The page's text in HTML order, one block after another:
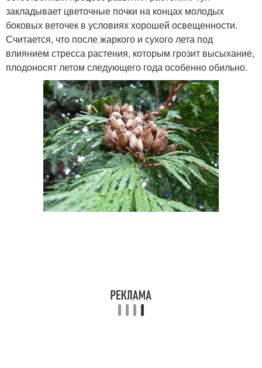
закладывает цветочные почки на концах молодых
боковых веточек в условиях хорошей освещенности.
Считается, что после жаркого и сухого лета под
влиянием стресса растения, которым грозит высыхание,
плодоносят летом следующего года особенно обильно.